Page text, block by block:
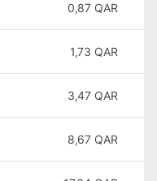
0,87 QAR
1,73 QAR
3,47 QAR
8,67 QAR